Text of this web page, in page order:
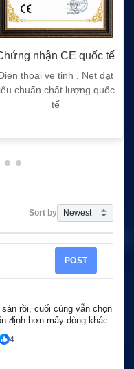
tế Chứng nhận FC
Dien thoai ve tinh .
tiêu chuẩn chất
Sort by
POST
rồi, cuối cùng vẫn chọn
định hơn mấy dòng khác
4